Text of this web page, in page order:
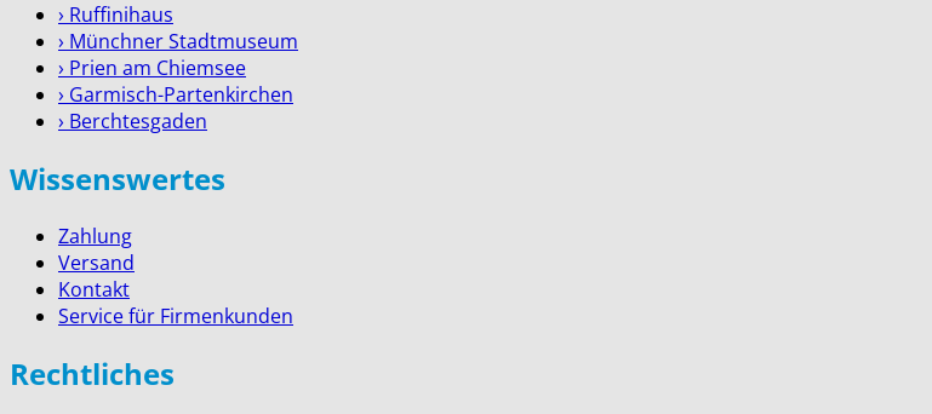
› Ruffinihaus
› Münchner Stadtmuseum
› Prien am Chiemsee
› Garmisch-Partenkirchen
› Berchtesgaden
Wissenswertes
Zahlung
Versand
Kontakt
Service für Firmenkunden
Rechtliches